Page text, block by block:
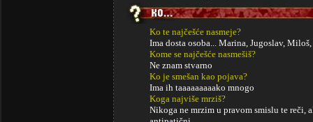
Ko te najčešće nasmeje?
Ima dosta osoba... Marina, Jugoslav, Miloš,
Kome se najčešće nasmešiš?
Ne znam stvarno
Ko je smešan kao pojava?
Ima ih taaaaaaaaako mnogo
Koga najviše mrziš?
Nikoga ne mrzim u pravom smislu te